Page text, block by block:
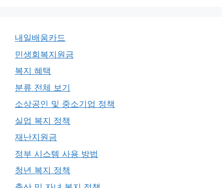
내일배움카드
민생회복지원금
복지 혜택
분류 전체 보기
소상공인 및 중소기업 정책
실업 복지 정책
재난지원금
정부 시스템 사용 방법
청년 복지 정책